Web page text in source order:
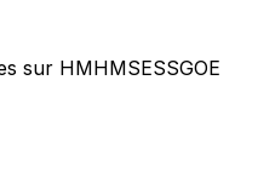
sur HMHMSESSGOE